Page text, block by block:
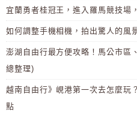
宜蘭勇者桂冠王，進入羅馬競技場
如何調整手機相機，拍出驚人的風
澎湖自由行最方便攻略！馬公市區
總整理)
越南自由行》峴港第一次去怎麼玩
點